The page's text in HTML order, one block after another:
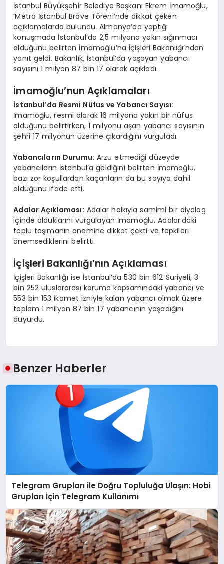
İstanbul Büyükşehir Belediye Başkanı Ekrem İmamoğlu,
‘Metro İstanbul Bröve Töreni’nde dikkat çeken
açıklamalarda bulundu. Almanya’da yaptığı
konuşmada İstanbul’da 2,5 milyona yakın sığınmacı
olduğunu belirten İmamoğlu’na İçişleri Bakanlığı’ndan
yanıt geldi. Bakanlık, İstanbul’da yaşayan yabancı
sayısını 1 milyon 87 bin 17 olarak açıkladı.
İmamoğlu’nun Açıklamaları
İstanbul’da Resmi Nüfus ve Yabancı Sayısı:
İmamoğlu, resmi olarak 16 milyona yakın bir nüfus
olduğunu belirtirken, 1 milyonu aşan yabancı sayısının
şehri 17 milyonun üzerine çıkardığını vurguladı.
Yabancıların Durumu: Arzu etmediği düzeyde
yabancıların İstanbul’a geldiğini belirten İmamoğlu,
bazı zor koşullardan kaçanların da bu sayıya dahil
olduğunu ifade etti.
Adalar Açıklaması: Adalar halkıyla samimi bir diyalog
içinde olduklarını vurgulayan İmamoğlu, Adalar’daki
toplu taşımanın önemine dikkat çekti ve tepkileri
önemsediklerini belirtti.
İçişleri Bakanlığı’nın Açıklaması
İçişleri Bakanlığı ise İstanbul’da 530 bin 612 Suriyeli, 3
bin 252 uluslararası koruma kapsamındaki yabancı ve
553 bin 153 ikamet izniyle kalan yabancı olmak üzere
toplam 1 milyon 87 bin 17 yabancının yaşadığını
duyurdu.
Benzer Haberler
Telegram Grupları ile Doğru Topluluğa Ulaşın: Hobi
Grupları İçin Telegram Kullanımı